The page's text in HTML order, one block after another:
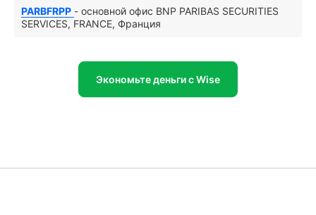
PARBFRPP - основной офис BNP PARIBAS SECURITIES
SERVICES, FRANCE, Франция
Экономьте деньги с Wise